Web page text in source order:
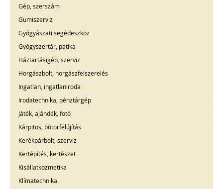
Gép, szerszám
Gumiszerviz
Gyógyászati segédeszköz
Gyógyszertár, patika
Háztartásigép, szerviz
Horgászbolt, horgászfelszerelés
Ingatlan, ingatlaniroda
Irodatechnika, pénztárgép
Játék, ajándék, fotó
Kárpitos, bútorfelújítás
Kerékpárbolt, szerviz
Kertépítés, kertészet
Kisállatkozmetika
Klímatechnika